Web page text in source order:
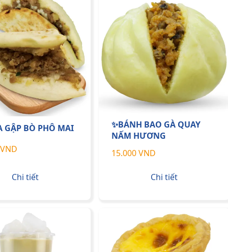
GẬP BÒ PHÔ MAI
Chi tiết
✨BÁNH BAO GÀ QUAY
NẤM HƯƠNG
15.000 VND
Chi tiết